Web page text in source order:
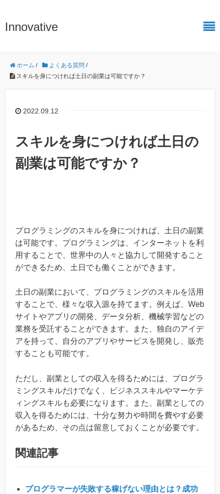
Innovative
ホーム / よくある質問 /
スキルを身につければ土日の副業は可能ですか？
2022.09.12
スキルを身につければ土日の
副業は可能ですか？
プログラミングのスキルを身につければ、土日の副業
は可能です。プログラミングは、インターネットを利
用することで、世界中の人々と協力して開発すること
ができるため、土日でも働くことができます。
土日の副業において、プログラミングのスキルを活用
することで、様々な収入源を持てます。例えば、Web
サイトやアプリの開発、データ分析、機械学習などの
業務を受託することができます。また、独自のアイデ
アを持って、自分のアプリやサービスを開発し、販売
することも可能です。
ただし、副業としての収入を得るためには、プログラ
ミングスキルだけでなく、ビジネススキルやマーケテ
ィングスキルも必要になります。また、副業としての
収入を得るためには、十分な努力や時間を費やす必要
があるため、その点は留意しておくことが必要です。
関連記事
プログラマーが失敗する稼げない理由とは？成功